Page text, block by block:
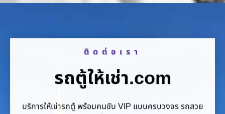
ติดต่อเรา
รถตู้ให้เช่า.com
บริการดี ราคามิตรภาพ